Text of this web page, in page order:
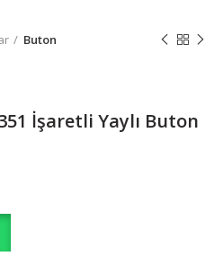
Buton
İşaretli Yaylı Buton
Yaylı Buton Buton Çözümleri adet